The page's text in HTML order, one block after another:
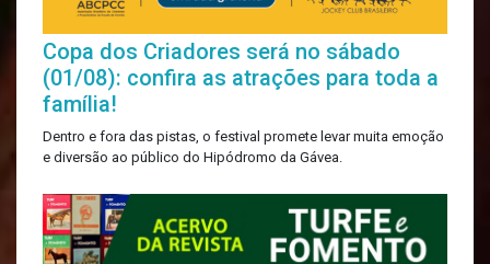
Copa dos Criadores será no sábado
(01/08): confira as atrações para toda a
família!
Dentro e fora das pistas, o festival promete levar muita emoção
e diversão ao público do Hipódromo da Gávea.